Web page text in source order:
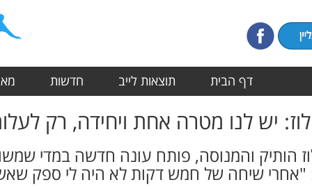
דף הבית תוצאות לייב חדשות
יש לנו מטרה אחת ויחידה, רק
הותיק והמנוסה, פותח עונה חדשה במדי
"אחרי שיחה של חמש דקות לא היה לי ספק